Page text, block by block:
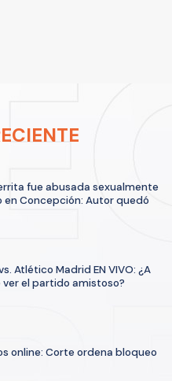
fue abusada sexualmente
en Concepción: Autor quedó
Atlético Madrid EN VIVO: ¿A
el partido amistoso?
online: Corte ordena bloqueo